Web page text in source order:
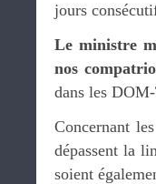
jours
Le ministre
nos
dans les
Concernant
dépassent la
soient